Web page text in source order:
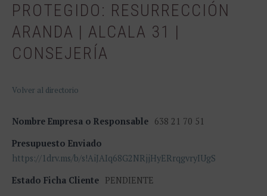
PROTEGIDO: RESURRECCIÓN
ARANDA | ALCALA 31 |
CONSEJERÍA
Volver al directorio
Nombre Empresa o Responsable 638 21 70 51
Presupuesto Enviado
https://1drv.ms/b/s!AiJAIq68G2NRjjHyERrqgvryIUgS
Estado Ficha Cliente PENDIENTE